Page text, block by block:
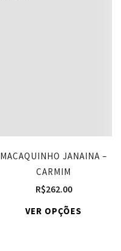
MACAQUINHO JANAINA –
CARMIM
R$262.00
VER OPÇÕES